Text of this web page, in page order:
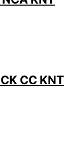
CC KNT